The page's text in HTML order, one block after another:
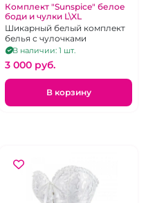
Комплект "Sunspice" белое
боди и чулки L\XL
Шикарный белый комплект
белья с чулочками
В наличии: 1 шт.
3 000 pуб.
В корзину